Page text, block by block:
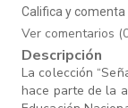
Califica y
Ver comentarios
Descripción
La colección
hace parte de la